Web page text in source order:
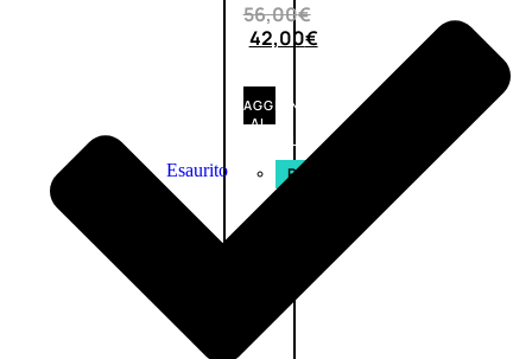
56,00€
42,00€
AGGIUNGI
AL
CARRELLO
Esaurito PROMO